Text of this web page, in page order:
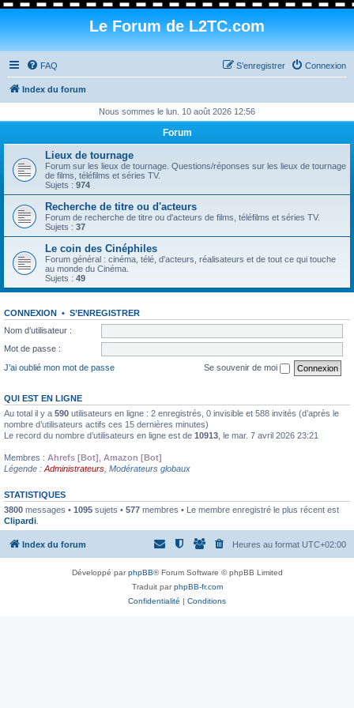
Le Forum de L2TC.com
FAQ Connexion
S’enregistrer
Index du forum
Nous sommes le lun. 10 août 2026 12:56
Forum
Lieux de tournage
Forum sur les lieux de tournage. Questions/réponses sur les lieux de tournage
de films, téléfilms et séries TV.
Sujets : 974
Recherche de titre ou d'acteurs
Forum de recherche de titre ou d'acteurs de films, téléfilms et séries TV.
Sujets : 37
Le coin des Cinéphiles
Forum général : cinéma, télé, d'acteurs, réalisateurs et de tout ce qui touche
au monde du Cinéma.
Sujets : 49
CONNEXION • S’ENREGISTRER
Nom d’utilisateur :
Mot de passe :
J’ai oublié mon mot de passe
Se souvenir de moi
QUI EST EN LIGNE
Au total il y a 590 utilisateurs en ligne : 2 enregistrés, 0 invisible et 588 invités (d’après le
nombre d’utilisateurs actifs ces 15 dernières minutes)
Le record du nombre d’utilisateurs en ligne est de 10913 , le mar. 7 avril 2026 23:21
Membres : Ahrefs [Bot] Amazon [Bot]
Légende : Administrateurs Modérateurs globaux
STATISTIQUES
3800 messages • 1095 sujets • 577 membres • Le membre enregistré le plus récent est
Clipardi
Index du forum Heures au format UTC+02:00
Développé parphpBB® Forum Software © phpBB Limited
Traduit parphpBB-fr.com
Confidentialité | Conditions